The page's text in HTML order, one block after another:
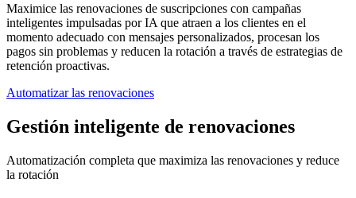
Maximice las renovaciones de suscripciones con campañas
inteligentes impulsadas por IA que atraen a los clientes en el
momento adecuado con mensajes personalizados, procesan los
pagos sin problemas y reducen la rotación a través de estrategias de
retención proactivas.
Automatizar las renovaciones
Gestión inteligente de renovaciones
Automatización completa que maximiza las renovaciones y reduce
la rotación